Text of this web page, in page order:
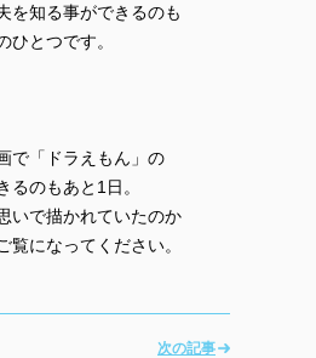
を知る事ができるのも
ひとつです。
で「ドラえもん」の
るのもあと1日。
いで描かれていたのか
覧になってください。
次の記事